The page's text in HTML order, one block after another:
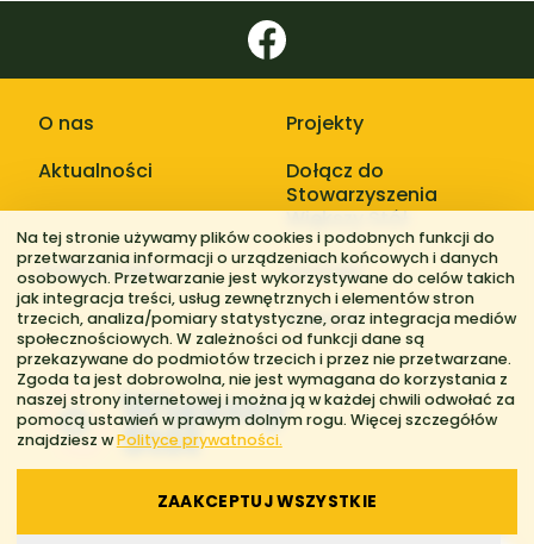
O nas
Aktualności
Projekty
Dołącz do
Stowarzyszenia
Większy Stół
Galerie zdjęć
Kontakt
Regiony
© 2026 Stowarzyszenie Większy Stół. Wszelkie prawa zastrzeżone.
Na tej stronie używamy plików cookies i podobnych funkcji do
przetwarzania informacji o urządzeniach końcowych i danych
osobowych. Przetwarzanie jest wykorzystywane do celów takich
jak integracja treści, usług zewnętrznych i elementów stron
trzecich, analiza/pomiary statystyczne, oraz integracja mediów
społecznościowych. W zależności od funkcji dane są
przekazywane do podmiotów trzecich i przez nie przetwarzane.
Zgoda ta jest dobrowolna, nie jest wymagana do korzystania z
naszej strony internetowej i można ją w każdej chwili odwołać za
pomocą ustawień w prawym dolnym rogu. Więcej szczegółów
znajdziesz wPolityce prywatności.
ZAAKCEPTUJ WSZYSTKIE